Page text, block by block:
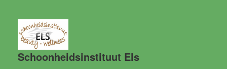
Schoonheidsinstituut Els